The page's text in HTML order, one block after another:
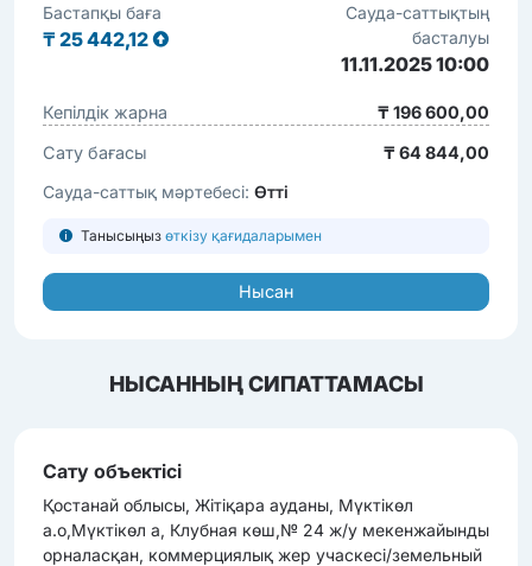
Бастапқы баға
₸ 25 442,12
Сауда-саттықтың
басталуы
11.11.2025 10:00
Кепілдік жарна
₸ 196 600,00
Сату бағасы
₸ 64 844,00
Сауда-саттық мәртебесі: Өтті
Танысыңыз өткізу қағидаларымен
Нысан
НЫСАННЫҢ СИПАТТАМАСЫ
Сату объектісі
Қостанай облысы, Жітіқара ауданы, Мүктікөл
а.о,Мүктікөл а, Клубная көш,№ 24 ж/у мекенжайынды
орналасқан, коммерциялық жер учаскесі/земельный